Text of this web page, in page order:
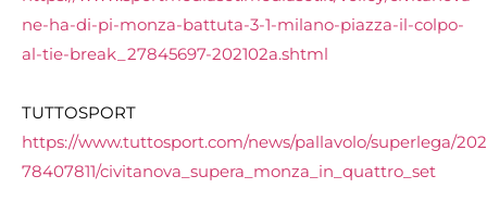
ne-ha-di-pi-monza-battuta-3-1-milano-piazza-il-colpo-
al-tie-break_27845697-202102a.shtml
TUTTOSPORT
https://www.tuttosport.com/news/pallavolo/superlega/
78407811/civitanova_supera_monza_in_quattro_set